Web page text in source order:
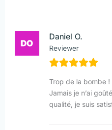
Daniel O.
Reviewer
Trop de la bombe !
Jamais je n’ai
qualité, je suis